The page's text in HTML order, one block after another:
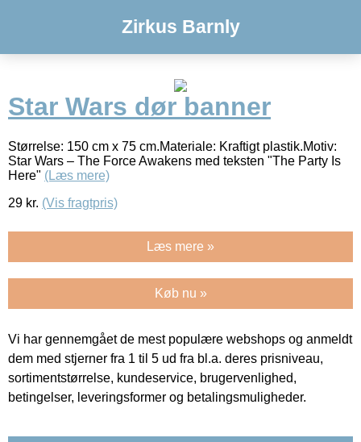
Zirkus Barnly
Star Wars dør banner
Størrelse: 150 cm x 75 cm.Materiale: Kraftigt plastik.Motiv:
Star Wars – The Force Awakens med teksten "The Party Is
Here" (Læs mere)
29 kr. (Vis fragtpris)
Læs mere »
Køb nu »
Vi har gennemgået de mest populære webshops og anmeldt
dem med stjerner fra 1 til 5 ud fra bl.a. deres prisniveau,
sortimentstørrelse, kundeservice, brugervenlighed,
betingelser, leveringsformer og betalingsmuligheder.